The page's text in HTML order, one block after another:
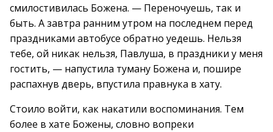
смилостивилась Божена. — Переночуешь, так и
быть. А завтра ранним утром на последнем перед
праздниками автобусе обратно уедешь. Нельзя
тебе, ой никак нельзя, Павлуша, в праздники у меня
гостить, — напустила туману Божена и, пошире
распахнув дверь, впустила правнука в хату.
Стоило войти, как накатили воспоминания. Тем
более в хате Божены, словно вопреки